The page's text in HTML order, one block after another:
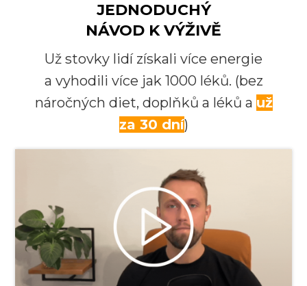
JEDNODUCHÝ
NÁVOD K VÝŽIVĚ
Už stovky lidí získali více energie
a vyhodili více jak 1000 léků. (bez
náročných diet, doplňků a léků a už
za 30 dní)